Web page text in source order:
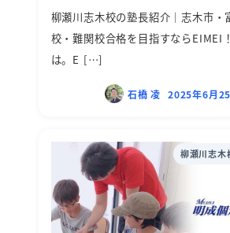
柳瀬川志木校の塾長紹介｜志木市・
校・難関校合格を目指すならEIMEI
は。E […]
石橋 凌 2025年6月
柳瀬川志木